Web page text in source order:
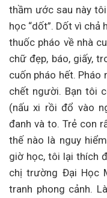
thầm ước sau này
học “dốt”. Dốt vì chả
thuốc pháo về nhà
chữ đẹp, báo, giấy,
cuốn pháo hết. Pháo
chết người. Bạn tôi
(nấu xi rồi đổ vào
đanh và to. Trẻ con
thế nào là nguy
giờ học, tôi lại thích
chị trường Đại Học
tranh phong cảnh.